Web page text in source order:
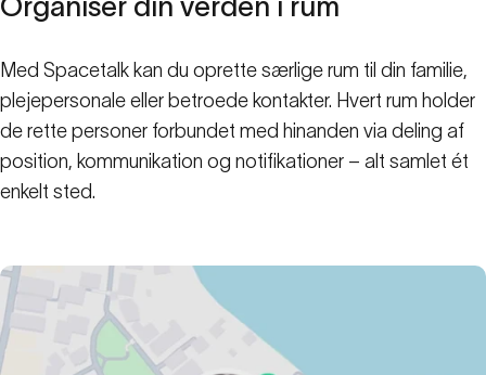
Organiser din verden i rum
Med Spacetalk kan du oprette særlige rum til din familie,
plejepersonale eller betroede kontakter. Hvert rum holder
de rette personer forbundet med hinanden via deling af
position, kommunikation og notifikationer – alt samlet ét
enkelt sted.